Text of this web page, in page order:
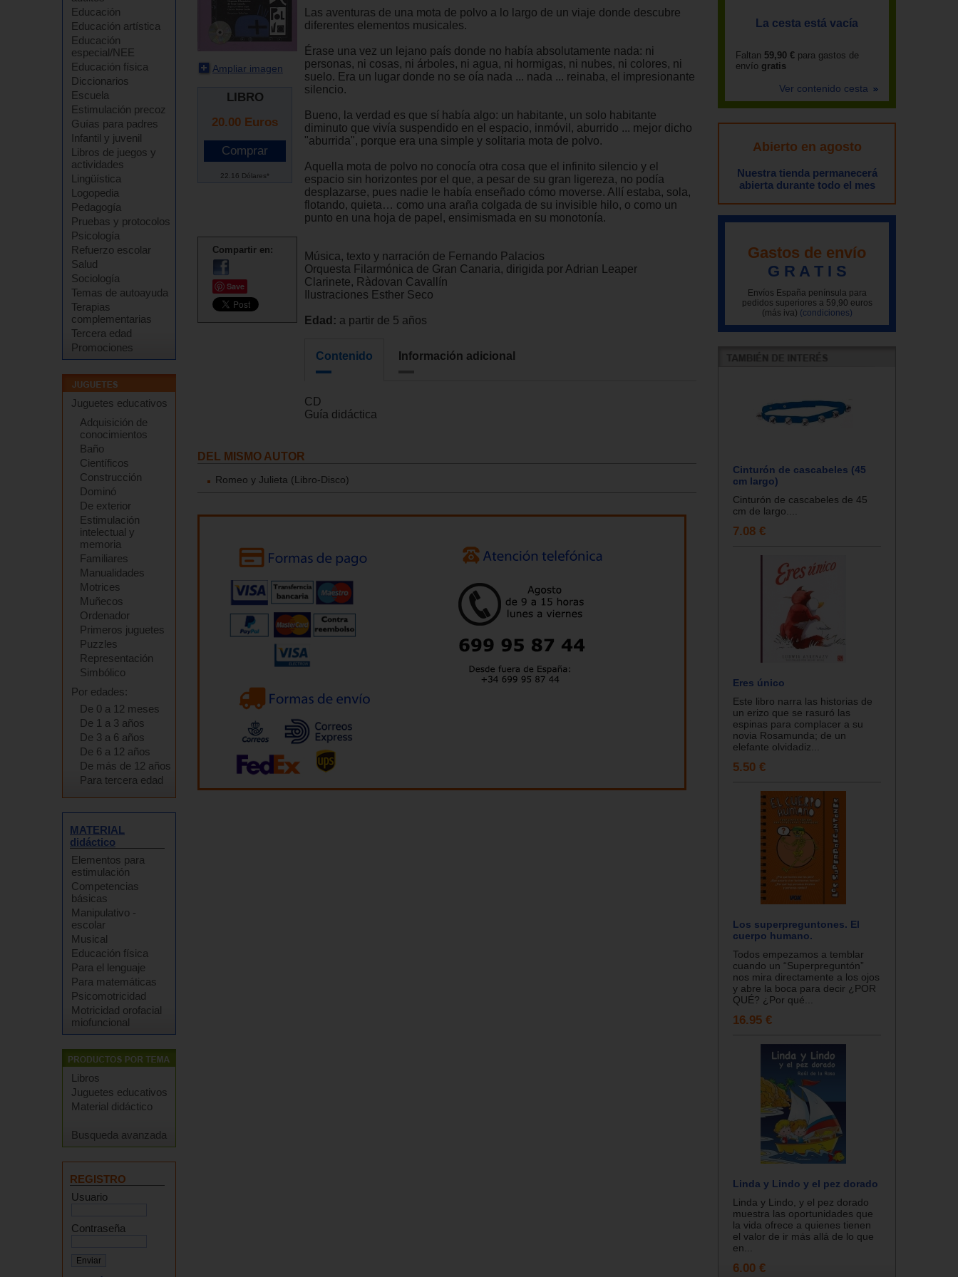
Educación
Educación artística
Educación
especial/NEE
Educación física
Diccionarios
Escuela
Estimulación precoz
Guías para padres
Infantil y juvenil
Libros de juegos y
actividades
Lingüística
Logopedia
Pedagogía
Pruebas y protocolos
Psicología
Refuerzo escolar
Salud
Sociología
Temas de autoayuda
Terapias
complementarias
Tercera edad
Promociones
Juguetes educativos
Adquisición de
conocimientos
Baño
Científicos
Construcción
Dominó
De exterior
Estimulación
intelectual y
memoria
Familiares
Manualidades
Motrices
Muñecos
Ordenador
Primeros juguetes
Puzzles
Representación
Simbólico
Por edades:
De 0 a 12 meses
De 1 a 3 años
De 3 a 6 años
De 6 a 12 años
De más de 12 años
Para tercera edad
MATERIAL
didáctico
Elementos para
estimulación
Competencias
básicas
Manipulativo -
escolar
Musical
Educación física
Para el lenguaje
Para matemáticas
Psicomotricidad
Motricidad orofacial
miofuncional
Libros
Juguetes educativos
Material didáctico
Busqueda avanzada
REGISTRO
Usuario
Contraseña
Ampliar imagen
LIBRO
20.00 Euros
22.16 Dólares*
Compartir en:
Save
Las aventuras de una mota de polvo a lo largo de un viaje donde descubre
diferentes elementos musicales.
Érase una vez un lejano país donde no había absolutamente nada: ni
personas, ni cosas, ni árboles, ni agua, ni hormigas, ni nubes, ni colores, ni
suelo. Era un lugar donde no se oía nada ... nada ... reinaba, el impresionante
silencio.
Bueno, la verdad es que sí había algo: un habitante, un solo habitante
diminuto que vivía suspendido en el espacio, inmóvil, aburrido ... mejor dicho
"aburrida", porque era una simple y solitaria mota de polvo.
Aquella mota de polvo no conocía otra cosa que el infinito silencio y el
espacio sin horizontes por el que, a pesar de su gran ligereza, no podía
desplazarse, pues nadie le había enseñado cómo moverse. Allí estaba, sola,
flotando, quieta… como una araña colgada de su invisible hilo, o como un
punto en una hoja de papel, ensimismada en su monotonía.
Música, texto y narración de Fernando Palacios
Orquesta Filarmónica de Gran Canaria, dirigida por Adrian Leaper
Clarinete, Ràdovan Cavallín
Ilustraciones Esther Seco
Edad: a partir de 5 años
Contenido Información adicional
CD
Guía didáctica
DEL MISMO AUTOR
Romeo y Julieta (Libro-Disco)
La cesta está vacía
Faltan 59,90 € para gastos de
envío gratis
Ver contenido cesta
Abierto en agosto
Nuestra tienda permanecerá
abierta durante todo el mes
Gastos de envío
G R A T I S
Envíos España península para
pedidos superiores a 59,90 euros
(más iva) (condiciones)
Cinturón de cascabeles (45
cm largo)
Cinturón de cascabeles de 45
cm de largo....
7.08 €
Eres único
Este libro narra las historias de
un erizo que se rasuró las
espinas para complacer a su
novia Rosamunda; de un
elefante olvidadiz...
5.50 €
Los superpreguntones. El
cuerpo humano.
Todos empezamos a temblar
cuando un “Superpreguntón”
nos mira directamente a los ojos
y abre la boca para decir ¿POR
QUÉ? ¿Por qué...
16.95 €
Linda y Lindo y el pez dorado
Linda y Lindo, y el pez dorado
muestra las oportunidades que
la vida ofrece a quienes tienen
el valor de ir más allá de lo que
en...
6.00 €